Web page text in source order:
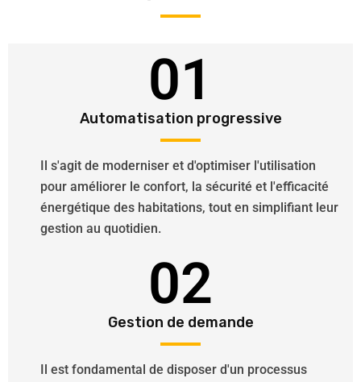
01
Automatisation progressive
Il s'agit de moderniser et d'optimiser l'utilisation
pour améliorer le confort, la sécurité et l'efficacité
énergétique des habitations, tout en simplifiant leur
gestion au quotidien.
02
Gestion de demande
Il est fondamental de disposer d'un processus